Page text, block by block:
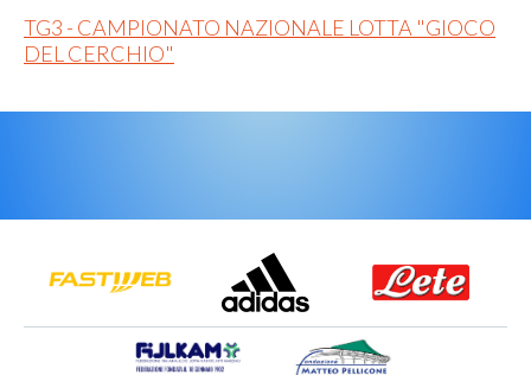
TG3 - CAMPIONATO NAZIONALE LOTTA "GIOCO
DEL CERCHIO"